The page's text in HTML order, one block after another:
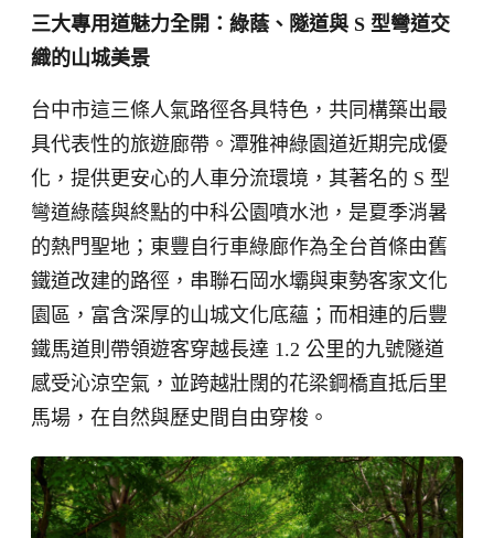
三大專用道魅力全開：綠蔭、隧道與 S 型彎道交
織的山城美景
台中市這三條人氣路徑各具特色，共同構築出最
具代表性的旅遊廊帶。潭雅神綠園道近期完成優
化，提供更安心的人車分流環境，其著名的 S 型
彎道綠蔭與終點的中科公園噴水池，是夏季消暑
的熱門聖地；東豐自行車綠廊作為全台首條由舊
鐵道改建的路徑，串聯石岡水壩與東勢客家文化
園區，富含深厚的山城文化底蘊；而相連的后豐
鐵馬道則帶領遊客穿越長達 1.2 公里的九號隧道
感受沁涼空氣，並跨越壯闊的花梁鋼橋直抵后里
馬場，在自然與歷史間自由穿梭。